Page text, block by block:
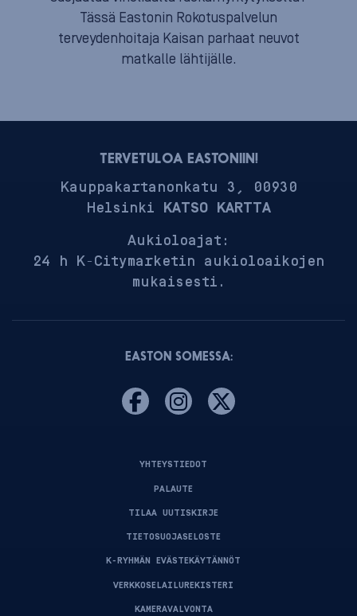
Tässä Eastonin Rokotuspalvelun
terveydenhoitaja Kaisan parhaat neuvot
matkalle lähtijälle.
TERVETULOA EASTONIIN!
Kauppakartanonkatu 3, 00930
Helsinki KATSO KARTTA
Aukioloajat:
24 h K-Citymarketin aukioloaikojen
mukaisesti.
EASTON SOMESSA:
YHTEYSTIEDOT
PALAUTE
TILAA UUTISKIRJE
TIETOSUOJASELOSTE
K-RYHMÄN EVÄSTEKÄYTÄNNÖT
VERKKOSELAILUREKISTERI
KAMERAVALVONTA